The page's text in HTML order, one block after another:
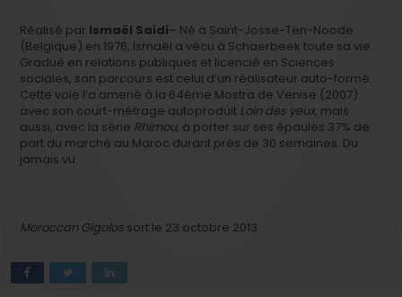
Réalisé par Ismaël Saidi– Né à Saint-Josse-Ten-Noode
(Belgique) en 1976, Ismaël a vécu à Schaerbeek toute sa vie.
Gradué en relations publiques et licencié en Sciences
sociales, son parcours est celui d’un réalisateur auto-formé.
Cette voie l’a amené à la 64ème Mostra de Venise (2007)
avec son court-métrage autoproduit Loin des yeux, mais
aussi, avec la série Rhimou, à porter sur ses épaules 37% de
part du marché au Maroc durant près de 30 semaines. Du
jamais vu.
Moroccan Gigolos sort le 23 octobre 2013